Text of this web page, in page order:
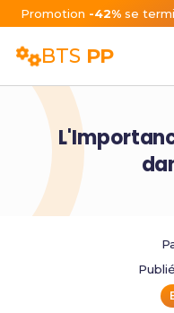
Promotion -42%se
BTS PP